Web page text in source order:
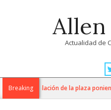
Allen
Actualidad de
Navigation
MenuBreaking
de remodelación de la plaza